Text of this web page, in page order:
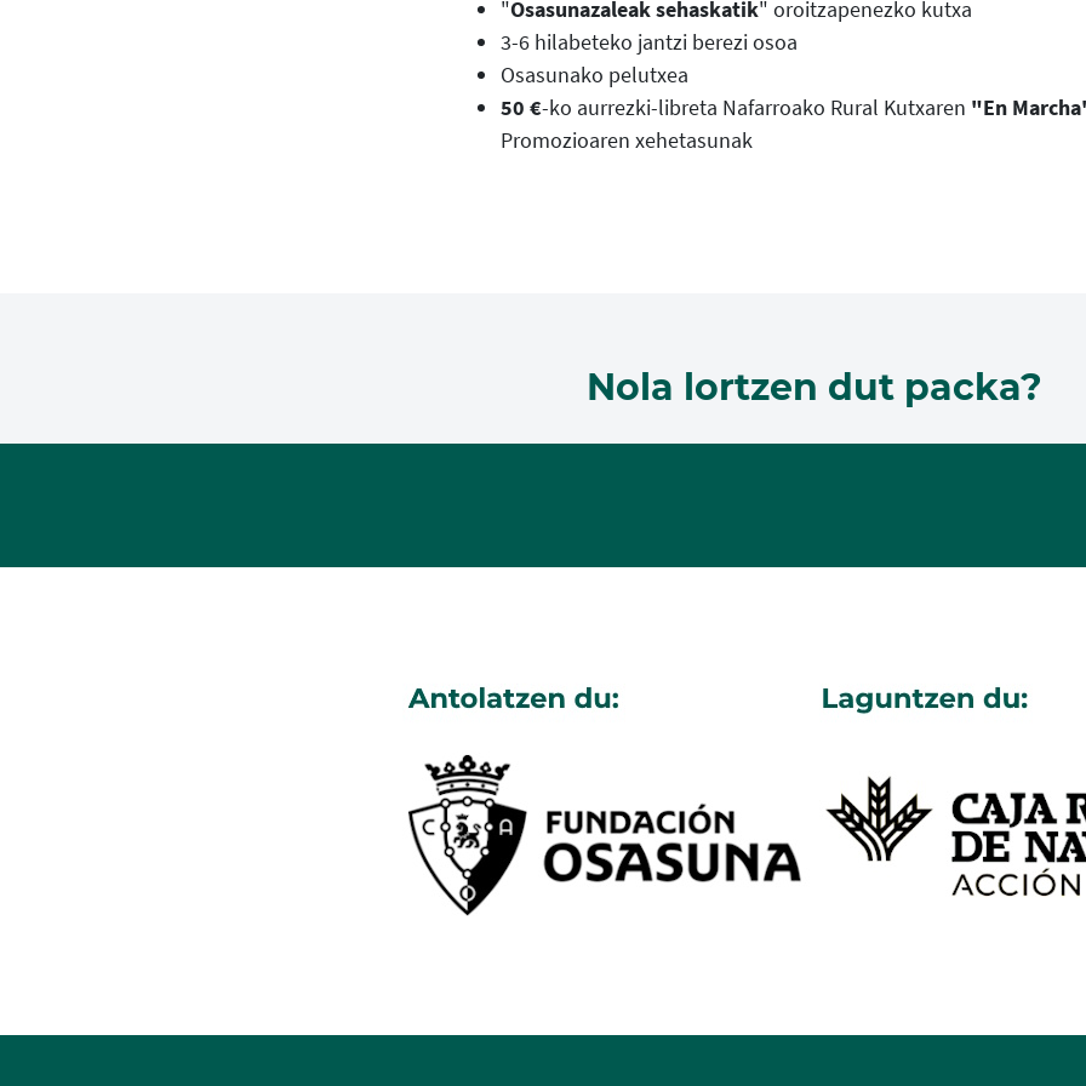
"Osasunazaleak sehaskatik" oroitzapenezko kutxa
3-6 hilabeteko jantzi berezi osoa
Osasunako pelutxea
50 €-ko aurrezki-libreta Nafarroako Rural Kutxaren "En
Promozioaren xehetasunak
Nola lortzen dut packa?